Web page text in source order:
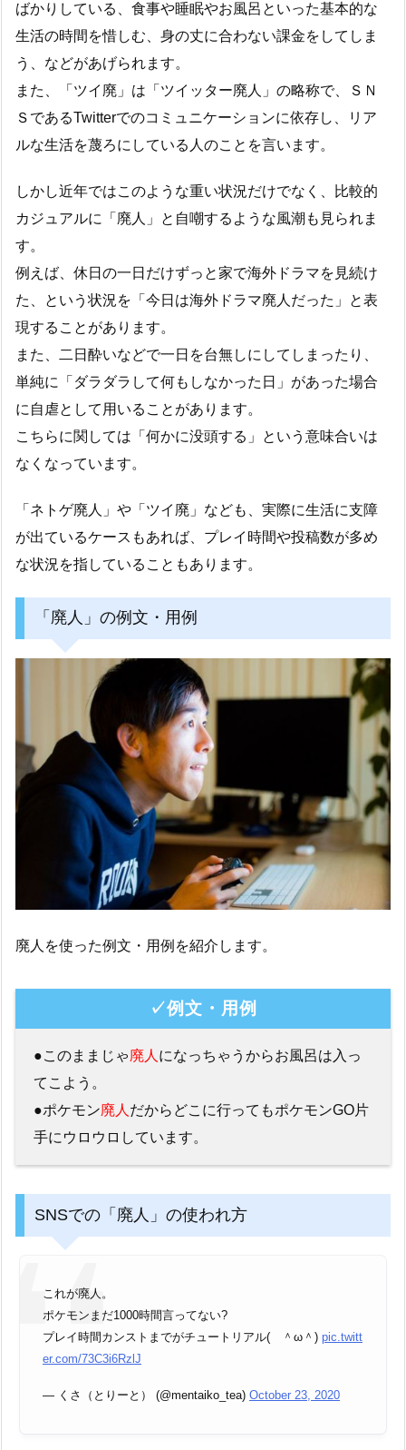
ばかりしている、食事や睡眠やお風呂といった基本的な
生活の時間を惜しむ、身の丈に合わない課金をしてしま
う、などがあげられます。
また、「ツイ廃」は「ツイッター廃人」の略称で、ＳＮ
ＳであるTwitterでのコミュニケーションに依存し、リア
ルな生活を蔑ろにしている人のことを言います。
しかし近年ではこのような重い状況だけでなく、比較的
カジュアルに「廃人」と自嘲するような風潮も見られま
す。
例えば、休日の一日だけずっと家で海外ドラマを見続け
た、という状況を「今日は海外ドラマ廃人だった」と表
現することがあります。
また、二日酔いなどで一日を台無しにしてしまったり、
単純に「ダラダラして何もしなかった日」があった場合
に自虐として用いることがあります。
こちらに関しては「何かに没頭する」という意味合いは
なくなっています。
「ネトゲ廃人」や「ツイ廃」なども、実際に生活に支障
が出ているケースもあれば、プレイ時間や投稿数が多め
な状況を指していることもあります。
「廃人」の例文・用例
廃人を使った例文・用例を紹介します。
✓例文・用例
●このままじゃ廃人 になっちゃうからお風呂は入っ
てこよう。
●ポケモン廃人 だからどこに行ってもポケモンGO片
手にウロウロしています。
SNSでの「廃人」の使われ方
これが廃人。
ポケモンまだ1000時間言ってない?
プレイ時間カンストまでがチュートリアル( ＾ω＾) pic.twitt
er.com/73C3i6RzlJ
— くさ（とりーと） (@mentaiko_tea) October 23, 2020